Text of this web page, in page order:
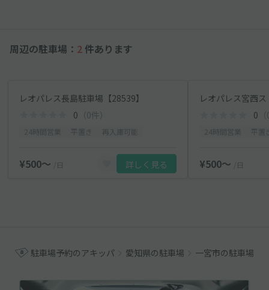
周辺の駐車場： 2 件あります
レオパレス長島駐車場【28539】
0 （0件）
¥500〜 /日 詳しく見る
0
¥500〜 /日
駐車場予約のアキッパ 愛知県の駐車場 一宮市の駐車場